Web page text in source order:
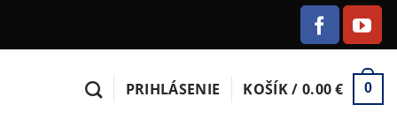
PRIHLÁSENIE KOŠÍK / 0.00€ 0